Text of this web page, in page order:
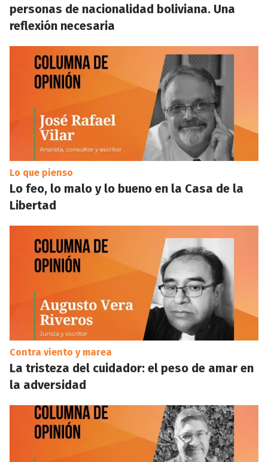
personas de nacionalidad boliviana. Una
reflexión necesaria
Lo que pienso
Lo feo, lo malo y lo bueno en la Casa de la
Libertad
Contra viento y marea
La tristeza del cuidador: el peso de amar en
la adversidad